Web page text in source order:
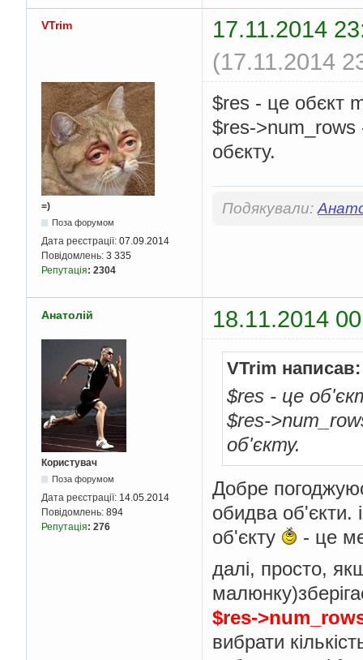
VTrim
17.11.2014
(17.11.2014
=)
Поза форумом
Дата реєстрації: 07.09.2014
Повідомлень: 3 335
Репутація: 2304
$res - це обєкт
$res->num_rows
обєкту.
Подякували:
Анатолій 18.11.2014
Користувач
Поза форумом
Дата реєстрації: 14.05.2014
Повідомлень: 894
Репутація: 276
VTrim написав:
$res - це
$res-
об'єкту.
Добре
обидва об'єкти.
об'єкту
- це
далі, просто,
$res-
вибрати